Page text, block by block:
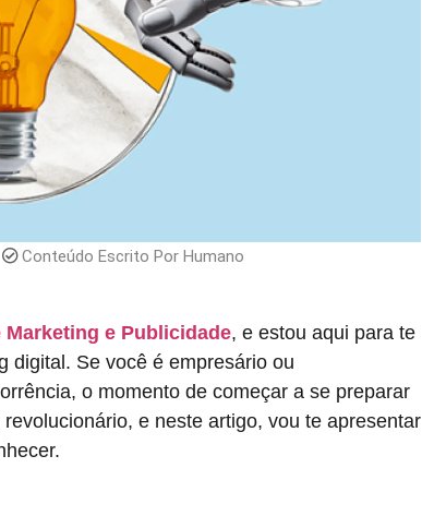
Conteúdo Escrito Por Humano
Marketing e Publicidade, e estou aqui para te
digital. Se você é empresário ou
o momento de começar a se preparar
e neste artigo, vou te apresentar